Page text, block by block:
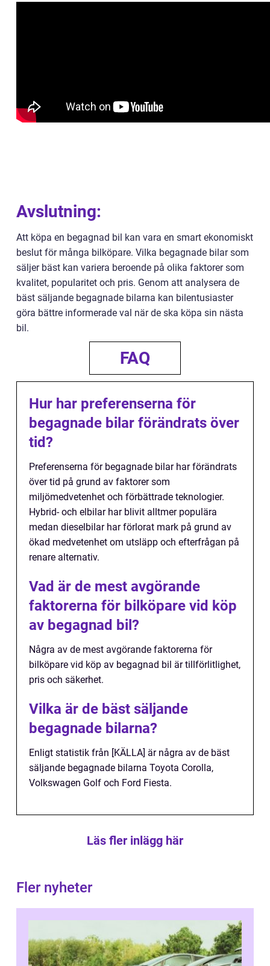
Avslutning:
Att köpa en begagnad bil kan vara en smart ekonomiskt
beslut för många bilköpare. Vilka begagnade bilar som
säljer bäst kan variera beroende på olika faktorer som
kvalitet, popularitet och pris. Genom att analysera de
bäst säljande begagnade bilarna kan bilentusiaster
göra bättre informerade val när de ska köpa sin nästa
bil.
FAQ
Hur har preferenserna för
begagnade bilar förändrats över
tid?
Preferenserna för begagnade bilar har förändrats
över tid på grund av faktorer som
miljömedvetenhet och förbättrade teknologier.
Hybrid- och elbilar har blivit alltmer populära
medan dieselbilar har förlorat mark på grund av
ökad medvetenhet om utsläpp och efterfrågan på
renare alternativ.
Vad är de mest avgörande
faktorerna för bilköpare vid köp
av begagnad bil?
Några av de mest avgörande faktorerna för
bilköpare vid köp av begagnad bil är tillförlitlighet,
pris och säkerhet.
Vilka är de bäst säljande
begagnade bilarna?
Enligt statistik från [KÄLLA] är några av de bäst
säljande begagnade bilarna Toyota Corolla,
Volkswagen Golf och Ford Fiesta.
Läs fler inlägg här
Fler nyheter